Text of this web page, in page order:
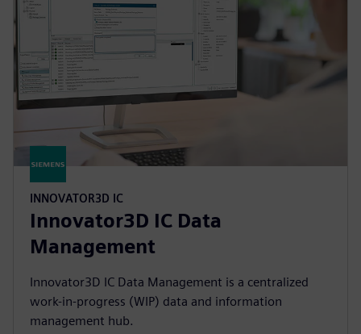
INNOVATOR3D IC
Innovator3D IC Data
Management
Innovator3D IC Data Management is a centralized
work-in-progress (WIP) data and information
management hub.